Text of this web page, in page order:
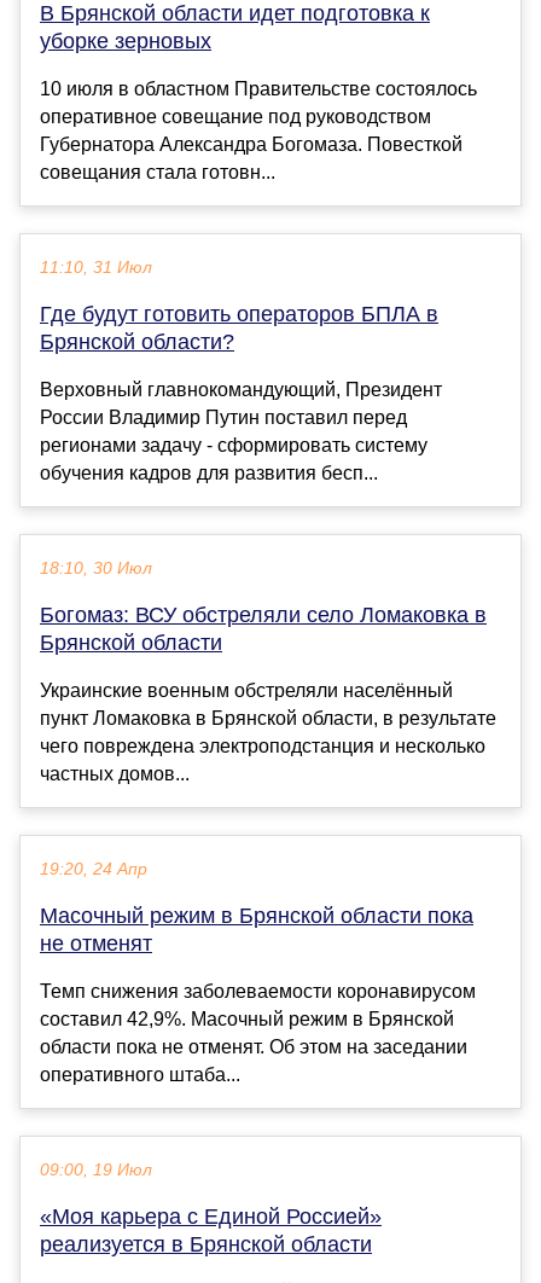
В Брянской области идет подготовка к
уборке зерновых
10 июля в областном Правительстве состоялось
оперативное совещание под руководством
Губернатора Александра Богомаза. Повесткой
совещания стала готовн...
11:10, 31 Июл
Где будут готовить операторов БПЛА в
Брянской области?
Верховный главнокомандующий, Президент
России Владимир Путин поставил перед
регионами задачу - сформировать систему
обучения кадров для развития бесп...
18:10, 30 Июл
Богомаз: ВСУ обстреляли село Ломаковка в
Брянской области
Украинские военным обстреляли населённый
пункт Ломаковка в Брянской области, в результате
чего повреждена электроподстанция и несколько
частных домов...
19:20, 24 Апр
Масочный режим в Брянской области пока
не отменят
Темп снижения заболеваемости коронавирусом
составил 42,9%. Масочный режим в Брянской
области пока не отменят. Об этом на заседании
оперативного штаба...
09:00, 19 Июл
«Моя карьера с Единой Россией»
реализуется в Брянской области